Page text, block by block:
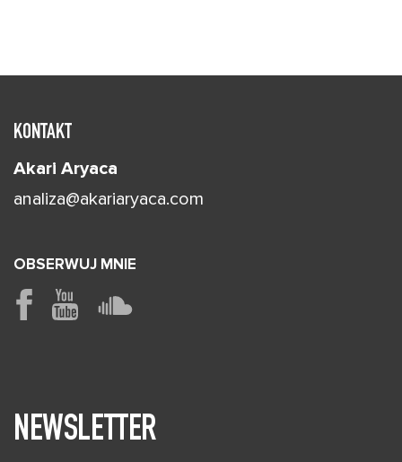
KONTAKT
Akari Aryaca
analiza@akariaryaca.com
OBSERWUJ MNIE
NEWSLETTER